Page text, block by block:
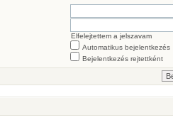
Elfelejtettem a jelszavam
Automatikus bejelentkezés
Bejelentkezés rejtettként